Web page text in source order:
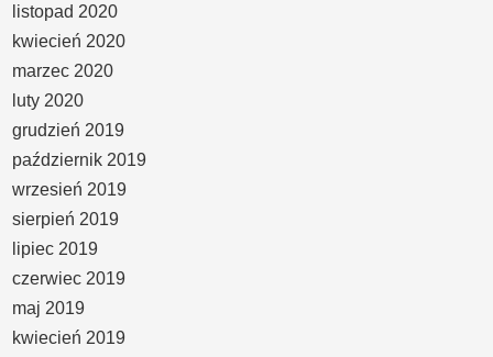
listopad 2020
kwiecień 2020
marzec 2020
luty 2020
grudzień 2019
październik 2019
wrzesień 2019
sierpień 2019
lipiec 2019
czerwiec 2019
maj 2019
kwiecień 2019